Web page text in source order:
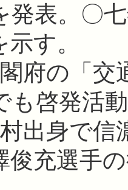
発表。〇
す。
府の「交
も啓発活
出身で信
俊充選手